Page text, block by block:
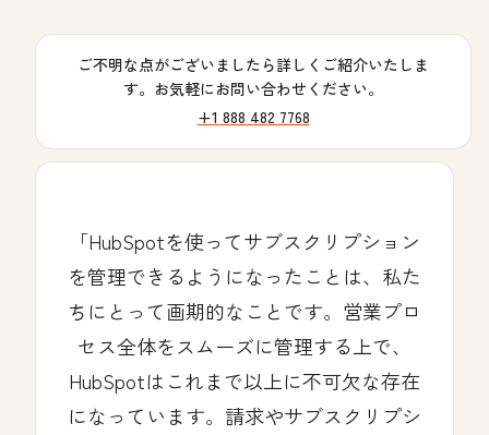
ご不明な点がございましたら詳しくご紹介いたしま
す。お気軽にお問い合わせください。
+1 888 482 7768
HubSpotを使ってサブスクリプション
を管理できるようになったことは、私た
ちにとって画期的なことです。営業プロ
セス全体をスムーズに管理する上で、
HubSpotはこれまで以上に不可欠な存在
になっています。請求やサブスクリプシ